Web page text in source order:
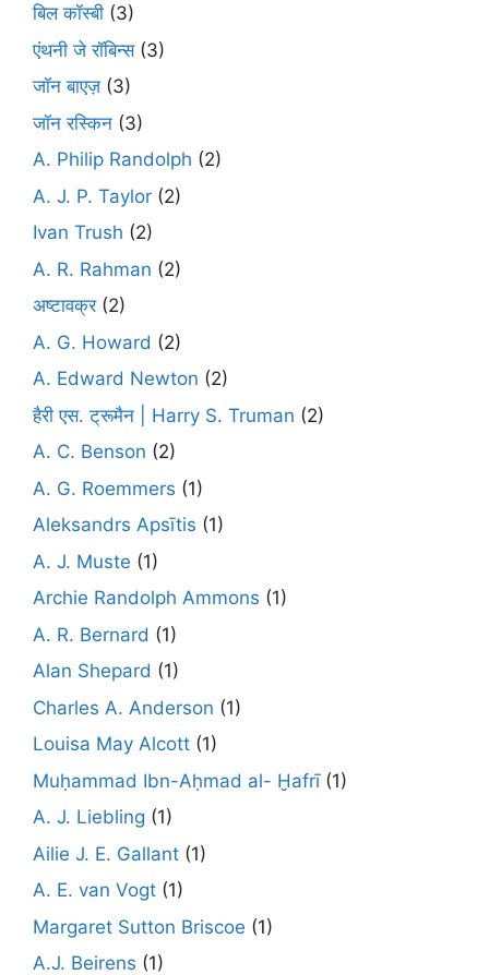
बिल कॉस्बी (3)
एंथनी जे रॉबिन्स(3)
जॉन बाएज़ (3)
जॉन रस्किन (3)
A. Philip Randolph (2)
A. J. P. Taylor (2)
Ivan Trush (2)
A. R. Rahman (2)
अष्टावक्र(2)
A. G. Howard (2)
A. Edward Newton (2)
हैरी एस. ट्रूमैन | Harry S. Truman (2)
A. C. Benson (2)
A. G. Roemmers (1)
Aleksandrs Apsītis (1)
A. J. Muste (1)
Archie Randolph Ammons (1)
A. R. Bernard (1)
Alan Shepard (1)
Charles A. Anderson (1)
Louisa May Alcott (1)
Muḥammad Ibn-Aḥmad al- Ḫafrī(1)
A. J. Liebling (1)
Ailie J. E. Gallant (1)
A. E. van Vogt (1)
Margaret Sutton Briscoe (1)
A.J. Beirens (1)